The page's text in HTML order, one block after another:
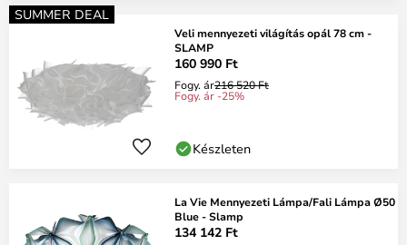
SUMMER DEAL
Veli mennyezeti világítás opál 78 cm -
SLAMP
160 990 Ft
Fogy. ár216 520 Ft
Fogy. ár -25%
Készleten
La Vie Mennyezeti Lámpa/Fali Lámpa Ø50
Blue - Slamp
134 142 Ft